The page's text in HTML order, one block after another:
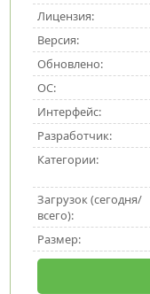
Лицензия:
Версия:
Обновлено:
ОС:
Интерфейс:
Разработчик:
Категории:
Загрузок (сегодня/
всего):
Размер: